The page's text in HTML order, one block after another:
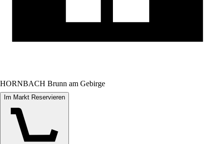
HORNBACH Brunn am Gebirge
Im Markt Reservieren